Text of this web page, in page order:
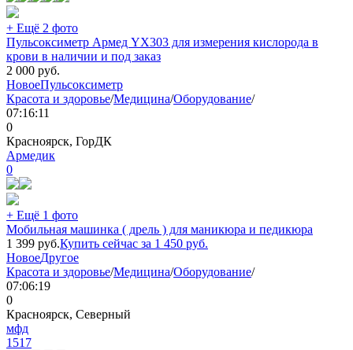
+ Ещё 2 фото
Пульсоксиметр Армед YX303 для измерения кислорода в
крови в наличии и под заказ
2 000 руб.
НовоеПульсоксиметр
Красота и здоровье/Медицина/Оборудование/
07:16:11
0
Красноярск, ГорДК
Армедик
0
+ Ещё 1 фото
Мобильная машинка ( дрель ) для маникюра и педикюра
1 399 руб.Купить сейчас за 1 450 руб.
НовоеДругое
Красота и здоровье/Медицина/Оборудование/
07:06:19
0
Красноярск, Северный
мфд
1517